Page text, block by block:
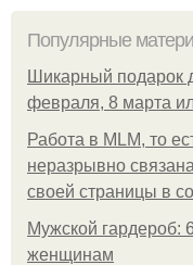
Популярные
Шикарный подарок
февраля, 8 марта
Работа в MLM, то
неразрывно
своей страницы в
Мужской гардероб:
женщинам